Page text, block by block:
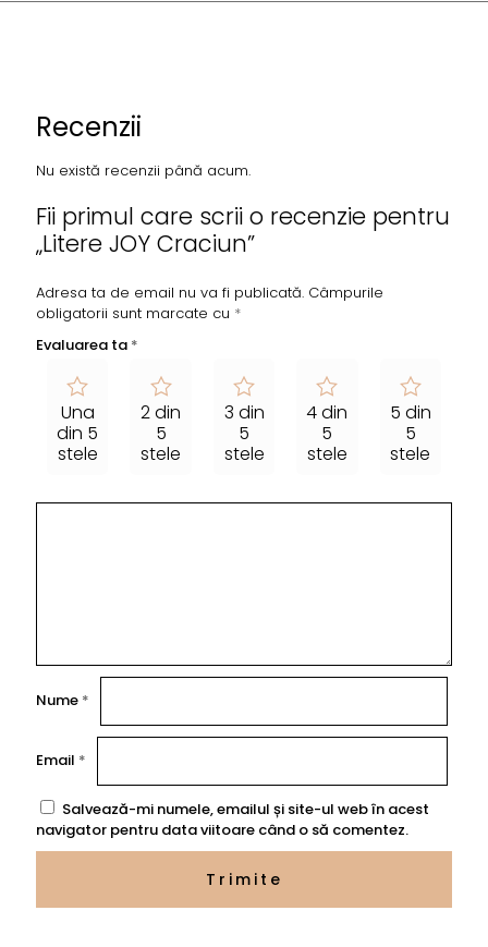
Recenzii
Nu există recenzii până acum.
Fii primul care scrii o recenzie pentru
„Litere JOY Craciun”
Adresa ta de email nu va fi publicată. Câmpurile
obligatorii sunt marcate cu *
Evaluarea ta *
Una
din 5
stele
2 din
5
stele
3 din
5
stele
4 din
5
stele
5 din
5
stele
Nume *
Email *
Salvează-mi numele, emailul și site-ul web în acest
navigator pentru data viitoare când o să comentez.